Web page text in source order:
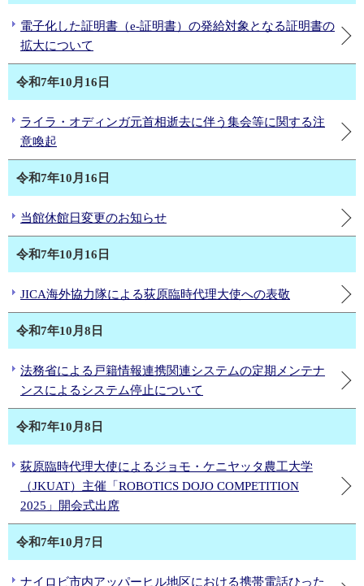
電子化した証明書（e-証明書）の発給対象となる証明書の
拡大について
令和7年10月16日
ライラ・オディンガ元首相逝去に伴う集会等に関する注
意喚起
令和7年10月16日
当館休館日変更のお知らせ
令和7年10月16日
JICA海外協力隊による荻原臨時代理大使への表敬
令和7年10月8日
法務省による戸籍情報連携関連システムの定期メンテナ
ンスによるシステム停止について
令和7年10月8日
荻原臨時代理大使によるジョモ・ケニヤッタ農工大学
（JKUAT）主催「ROBOTICS DOJO COMPETITION
2025」開会式出席
令和7年10月7日
ナイロビ市内アッパーヒル地区における携帯電話ひった